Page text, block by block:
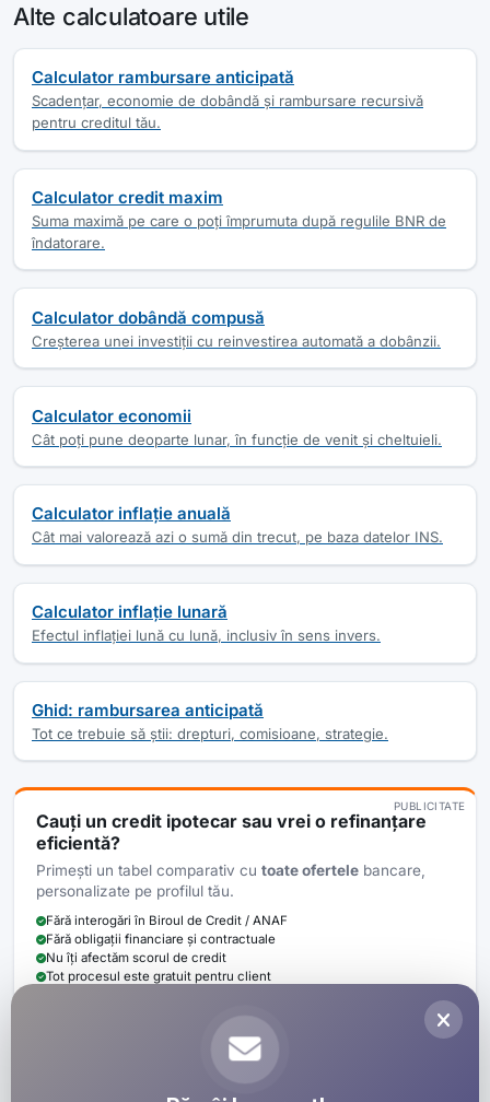
Alte calculatoare utile
Calculator rambursare anticipată
Scadențar, economie de dobândă și rambursare recursivă
pentru creditul tău.
Calculator credit maxim
Suma maximă pe care o poți împrumuta după regulile BNR de
îndatorare.
Calculator dobândă compusă
Creșterea unei investiții cu reinvestirea automată a dobânzii.
Calculator economii
Cât poți pune deoparte lunar, în funcție de venit și cheltuieli.
Calculator inflație anuală
Cât mai valorează azi o sumă din trecut, pe baza datelor INS.
Calculator inflație lunară
Efectul inflației lună cu lună, inclusiv în sens invers.
Ghid: rambursarea anticipată
Tot ce trebuie să știi: drepturi, comisioane, strategie.
PUBLICITATE
Cauți un credit ipotecar sau vrei o refinanțare
eficientă?
Primești un tabel comparativ cu toate ofertele bancare,
personalizate pe profilul tău.
Fără interogări în Biroul de Credit / ANAF
Fără obligații financiare și contractuale
Nu îți afectăm scorul de credit
Tot procesul este gratuit pentru client
pentru cauze umanitare la fiecare
Vezi detalii